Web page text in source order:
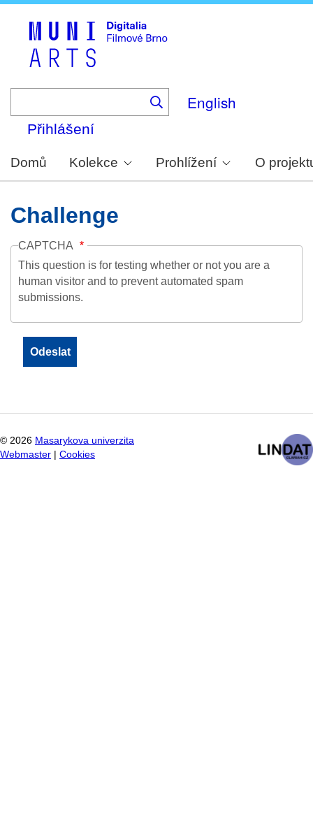
English
Přihlášení
Domů Kolekce Prohlížení O
Challenge
CAPTCHA
This question is for testing whether or not you are a
human visitor and to prevent automated spam
submissions.
© 2026 Masarykova univerzita
Webmaster
Cookies